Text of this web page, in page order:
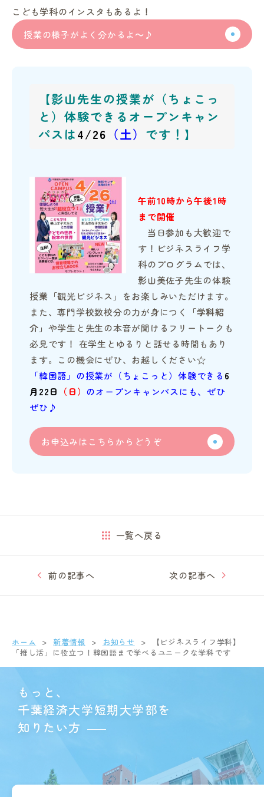
こども学科のインスタもあるよ！
授業の様子がよく分かるよ～♪
【影山先生の授業が（ちょこっ
と）体験できるオープンキャン
パスは4/26 （土） です！】
午前10時から午後1時
まで開催
当日参加も大歓迎で
す！ビジネスライフ学
科のプログラムでは、
影山美佐子先生の体験
授業「観光ビジネス」をお楽しみいただけます。
また、専門学校数校分の力が身につく
「学科紹
介」 や学生と先生の本音が聞けるフリートークも
必見です！ 在学生とゆるりと話せる時間もあり
ます。この機会にぜひ、お越しください☆
「韓国語」の授業が（ちょこっと）体験できる 6
月22日
（日） のオープンキャンパスにも、ぜひ
ぜひ♪
お申込みはこちらからどうぞ
前の記事へ
一覧へ戻る
次の記事へ
ホーム 新着情報 お知らせ
【ビジネスライフ学科】
「推し活」に役立つ！韓国語まで学べるユニークな学科です
もっと、
千葉経済大学短期大学部を
知りたい方